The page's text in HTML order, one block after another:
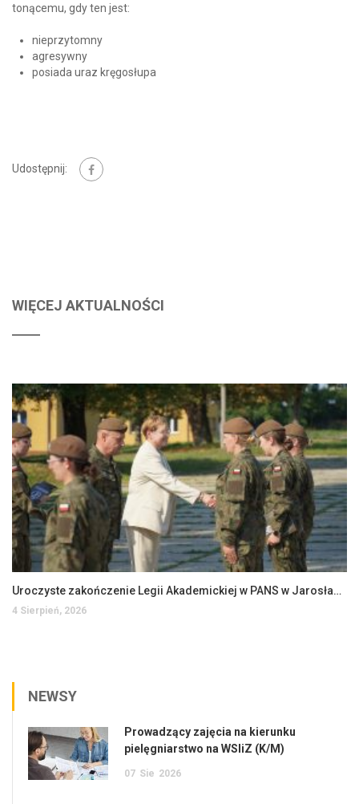
tonącemu, gdy ten jest:
nieprzytomny
agresywny
posiada uraz kręgosłupa
Udostępnij:
WIĘCEJ AKTUALNOŚCI
Uroczyste zakończenie Legii Akademickiej w PANS w Jarosławiu
4 Sierpień, 2026
NEWSY
Prowadzący zajęcia na kierunku
pielęgniarstwo na WSIiZ (K/M)
07 Sie 2026